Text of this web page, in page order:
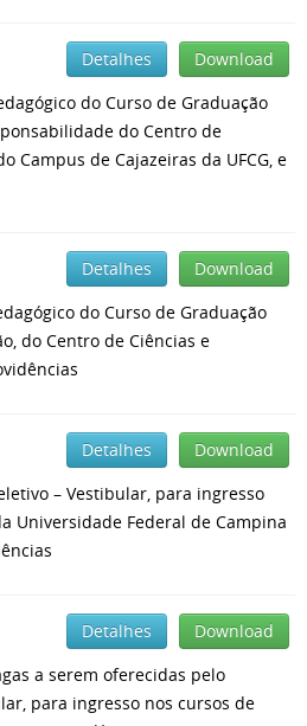
Download
Detalhes
do Curso de Graduação
do Centro de
Campus de Cajazeiras da UFCG, e
Download
Detalhes
do Curso de Graduação
do Centro de Ciências e
Download
Detalhes
– Vestibular, para ingresso
Universidade Federal de Campina
Download
Detalhes
a serem oferecidas pelo
para ingresso nos cursos de